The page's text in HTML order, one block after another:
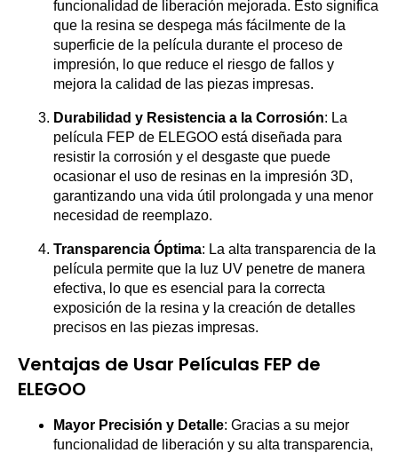
funcionalidad de liberación mejorada. Esto significa
que la resina se despega más fácilmente de la
superficie de la película durante el proceso de
impresión, lo que reduce el riesgo de fallos y
mejora la calidad de las piezas impresas.
Durabilidad y Resistencia a la Corrosión: La
película FEP de ELEGOO está diseñada para
resistir la corrosión y el desgaste que puede
ocasionar el uso de resinas en la impresión 3D,
garantizando una vida útil prolongada y una menor
necesidad de reemplazo.
Transparencia Óptima: La alta transparencia de la
película permite que la luz UV penetre de manera
efectiva, lo que es esencial para la correcta
exposición de la resina y la creación de detalles
precisos en las piezas impresas.
Ventajas de Usar Películas FEP de
ELEGOO
Mayor Precisión y Detalle: Gracias a su mejor
funcionalidad de liberación y su alta transparencia,